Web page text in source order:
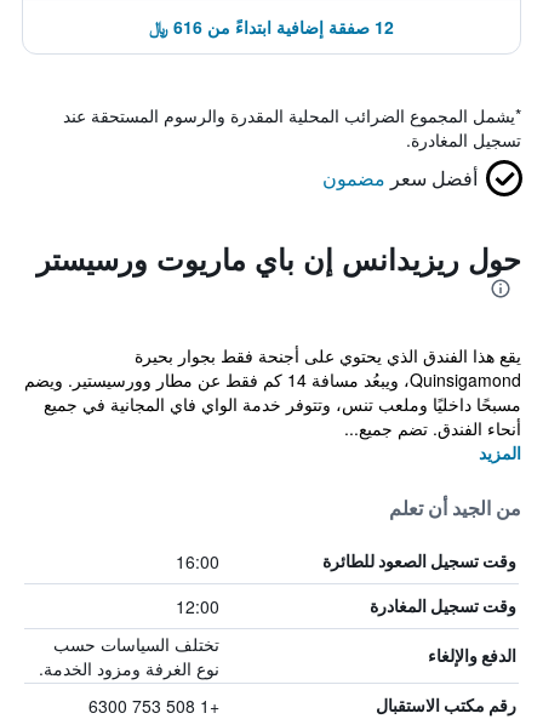
12 صفقة إضافية ابتداءً من 616 ﷼
*يشمل المجموع الضرائب المحلية المقدرة والرسوم المستحقة عند
تسجيل المغادرة.
أفضل سعر مضمون
حول ريزيدانس إن باي ماريوت ورسيستر
يقع هذا الفندق الذي يحتوي على أجنحة فقط بجوار بحيرة
Quinsigamond، ويبعُد مسافة 14 كم فقط عن مطار وورسيستير. ويضم
مسبحًا داخليًا وملعب تنس، وتتوفر خدمة الواي فاي المجانية في جميع
أنحاء الفندق. تضم جميع...
المزيد
من الجيد أن تعلم
وقت تسجيل الصعود للطائرة 16:00
وقت تسجيل المغادرة 12:00
الدفع والإلغاء
تختلف السياسات حسب
نوع الغرفة ومزود الخدمة.
رقم مكتب الاستقبال +1 508 753 6300